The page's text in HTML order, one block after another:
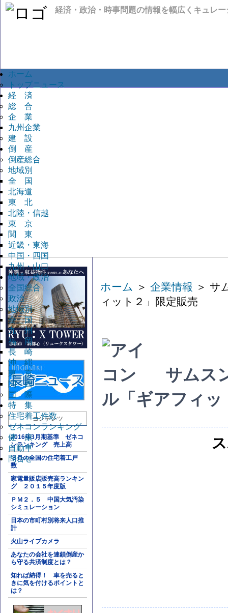
経済・政治・時事問題の情報を幅広くキュレ
ホーム
トップニュース
経 済
総 合
企 業
九州企業
建 設
倒 産
倒産総合
地域別
全 国
北海道
東 北
北陸・信越
東 京
関 東
近畿・東海
中国・四国
九州・山口
地域・政治
全国総合
政治
地域別
全 国
九 州
福 岡
長 崎
沖 縄
東 京
関 西
国 際
特 集
住宅着工件数
ゼネコンランキング
健 康
自動車
問合せ
コンテンツ
2016年3月期基準 ゼネコ
ンランキング 売上高
３月の全国の住宅着工戸
数
家電量販店販売高ランキン
グ ２０１５年度版
ＰＭ２．５ 中国大気汚染
シミュレーション
日本の市町村別将来人口推
計
火山ライブカメラ
あなたの会社を連鎖倒産か
ら守る共済制度とは？
知れば納得！ 車を売ると
きに気を付けるポイントと
は？
ホーム ＞ 企業情報 ＞ サ
ィット２」限定販売
サムス
ル「ギアフィッ